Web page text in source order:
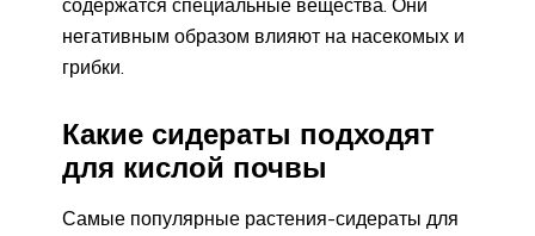
негативным образом влияют на насекомых и
грибки.
Какие сидераты подходят
для кислой почвы
Самые популярные растения-сидераты для